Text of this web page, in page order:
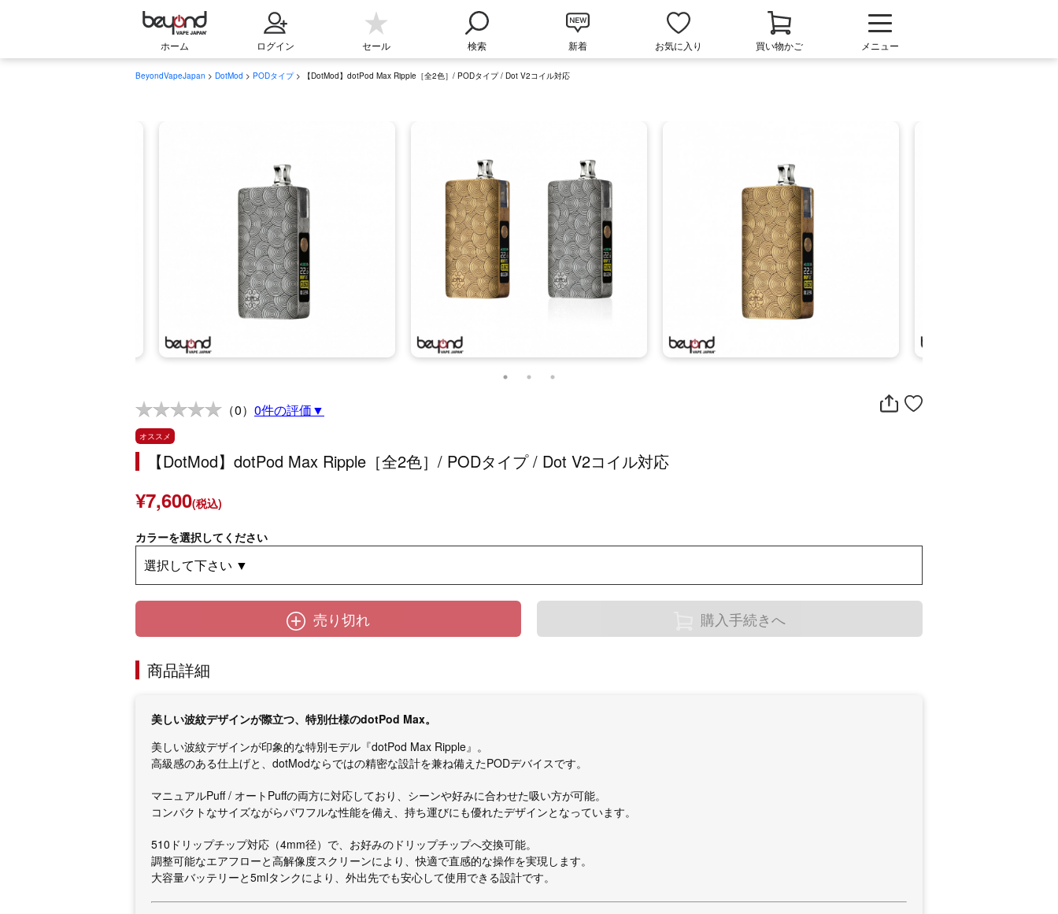
ホーム ログイン セール 検索 新着 お気に入り 買い物かご メニュー
BeyondVapeJapan > DotMod > PODタイプ> 【DotMod】dotPod Max Ripple［全2色］/ PODタイプ / Dot V2コイル対応
（0） 0件の評価▼
オススメ
【DotMod】dotPod Max Ripple［全2色］/ PODタイプ / Dot V2コイル対応
¥7,600(税込)
カラーを選択してください
売り切れ 購入手続きへ
商品詳細
美しい波紋デザインが際立つ、特別仕様のdotPod Max。
美しい波紋デザインが印象的な特別モデル『dotPod Max Ripple』。
高級感のある仕上げと、dotModならではの精密な設計を兼ね備えたPODデバイスです。
マニュアルPuff / オートPuffの両方に対応しており、シーンや好みに合わせた吸い方が可能。
コンパクトなサイズながらパワフルな性能を備え、持ち運びにも優れたデザインとなっています。
510ドリップチップ対応（4mm径）で、お好みのドリップチップへ交換可能。
調整可能なエアフローと高解像度スクリーンにより、快適で直感的な操作を実現します。
大容量バッテリーと5mlタンクにより、外出先でも安心して使用できる設計です。